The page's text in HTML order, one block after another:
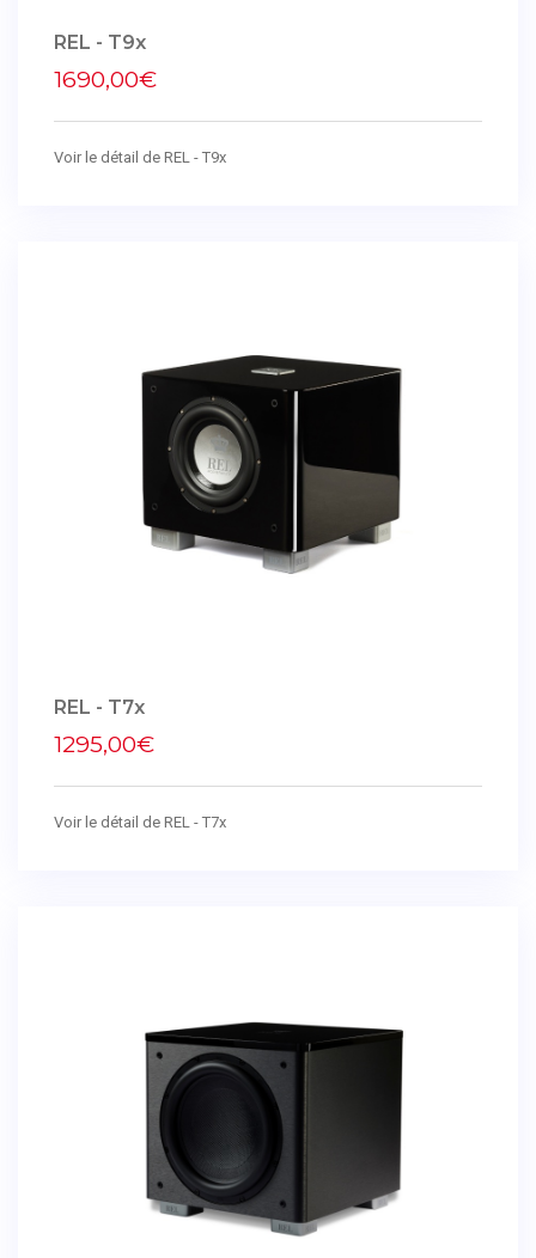
REL - T9x
1690,00€
Voir le détail de REL - T9x
REL - T7x
1295,00€
Voir le détail de REL - T7x